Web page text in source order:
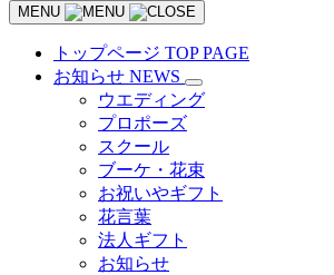
MENU
トップページ TOP PAGE
お知らせ NEWS
ウエディング
プロポーズ
スクール
ブーケ・花束
お祝いやギフト
花言葉
法人ギフト
お知らせ